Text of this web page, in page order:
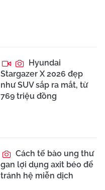
Hyundai
Stargazer X 2026 đẹp
như SUV sắp ra mắt, từ
769 triệu đồng
Cách tế bào ung thư
gan lợi dụng axit béo để
tránh hệ miễn dịch